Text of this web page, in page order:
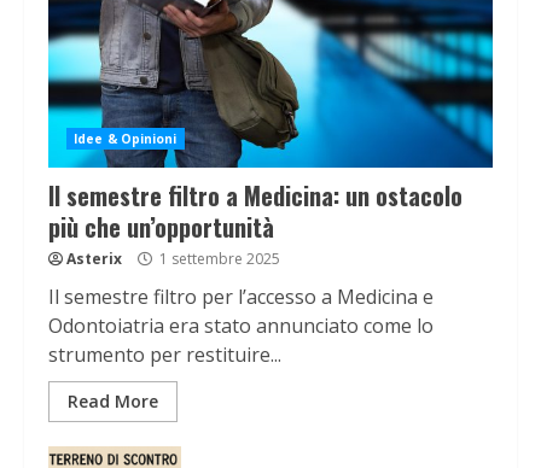
Idee & Opinioni
Il semestre filtro a Medicina: un ostacolo
più che un’opportunità
Asterix 1 settembre 2025
Il semestre filtro per l’accesso a Medicina e
Odontoiatria era stato annunciato come lo
strumento per restituire...
Read More